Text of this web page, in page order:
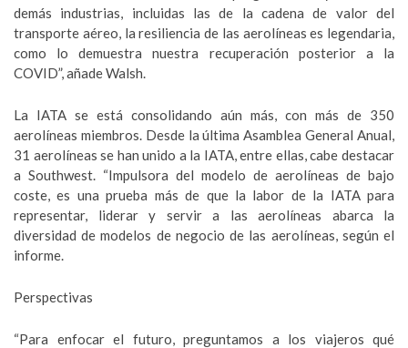
demás industrias, incluidas las de la cadena de valor del
transporte aéreo, la resiliencia de las aerolíneas es legendaria,
como lo demuestra nuestra recuperación posterior a la
COVID”, añade Walsh.
La IATA se está consolidando aún más, con más de 350
aerolíneas miembros. Desde la última Asamblea General Anual,
31 aerolíneas se han unido a la IATA, entre ellas, cabe destacar
a Southwest. “Impulsora del modelo de aerolíneas de bajo
coste, es una prueba más de que la labor de la IATA para
representar, liderar y servir a las aerolíneas abarca la
diversidad de modelos de negocio de las aerolíneas, según el
informe.
Perspectivas
“Para enfocar el futuro, preguntamos a los viajeros qué